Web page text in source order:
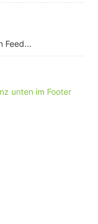
Feed...
unten im Footer